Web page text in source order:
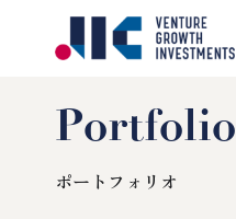
Portfolio
ポートフォリオ